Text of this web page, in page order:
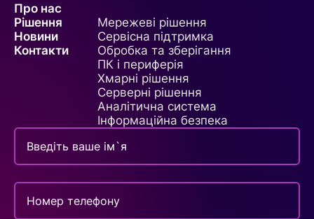
Про нас
Рішення
Мережеві рішення
Сервісна підтримка
Обробка та зберігання
ПК і периферія
Хмарні рішення
Серверні рішення
Аналітична система
Інформаційна безпека
Новини
Контакти